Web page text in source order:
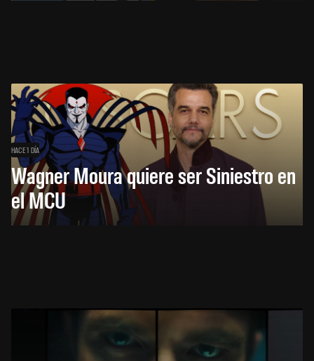
HACE 1 DÍA
Wagner Moura quiere ser Siniestro en
el MCU